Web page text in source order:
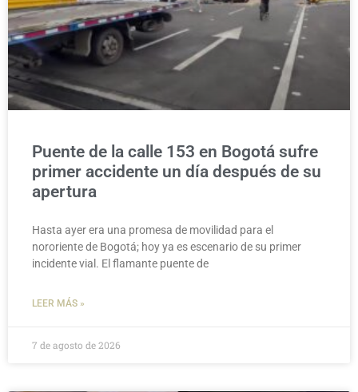
Puente de la calle 153 en Bogotá sufre
primer accidente un día después de su
apertura
Hasta ayer era una promesa de movilidad para el
nororiente de Bogotá; hoy ya es escenario de su primer
incidente vial. El flamante puente de
LEER MÁS »
7 de agosto de 2026